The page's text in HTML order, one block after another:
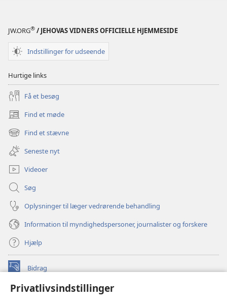
Privatlivsindstillinger
JW.ORG® / JEHOVAS VIDNERS OFFICIELLE HJEMMESIDE
Indstillinger for udseende
Hurtige links
Få et besøg
Find et møde
(åbner
nyt
vindue)
Find et stævne
(åbner
nyt
vindue)
Seneste nyt
Videoer
Søg
Oplysninger til læger vedrørende behandling
Information til myndighedspersoner, journalister og forskere
Hjælp
Bidrag
(åbner
vindue)Watchtower ONLINE LIBRARY™